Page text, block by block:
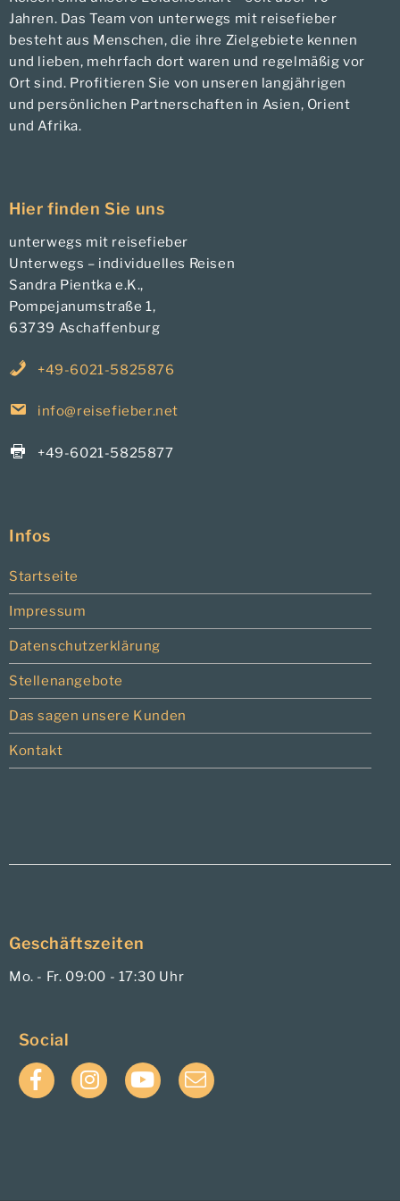
Jahren. Das Team von unterwegs mit reisefieber
besteht aus Menschen, die ihre Zielgebiete kennen
und lieben, mehrfach dort waren und regelmäßig vor
Ort sind. Profitieren Sie von unseren langjährigen
und persönlichen Partnerschaften in Asien, Orient
und Afrika.
Hier finden Sie uns
unterwegs mit reisefieber
Unterwegs – individuelles Reisen
Sandra Pientka e.K.,
Pompejanumstraße 1,
63739 Aschaffenburg
+49-6021-5825876
info@reisefieber.net
+49-6021-5825877
Infos
Startseite
Impressum
Datenschutzerklärung
Stellenangebote
Das sagen unsere Kunden
Kontakt
Geschäftszeiten
Mo. - Fr. 09:00 - 17:30 Uhr
Social
FacebookInstagramYouTubeE-
Mail